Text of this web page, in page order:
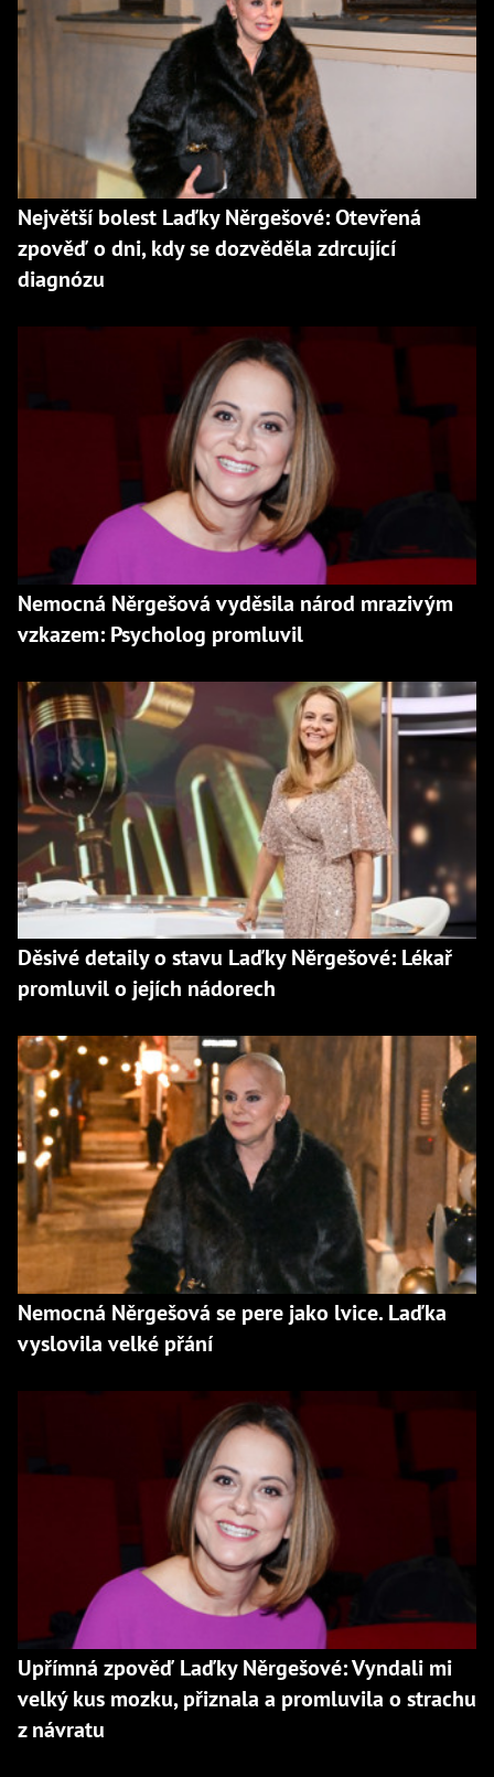
Největší bolest Laďky Něrgešové: Otevřená
zpověď o dni, kdy se dozvěděla zdrcující
diagnózu
Nemocná Něrgešová vyděsila národ mrazivým
vzkazem: Psycholog promluvil
Děsivé detaily o stavu Laďky Něrgešové: Lékař
promluvil o jejích nádorech
Nemocná Něrgešová se pere jako lvice. Laďka
vyslovila velké přání
Upřímná zpověď Laďky Něrgešové: Vyndali mi
velký kus mozku, přiznala a promluvila o strachu
z návratu